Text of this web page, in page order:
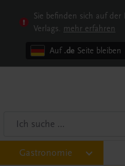
Sie befinden sich auf der
Verlags. mehr erfahren
Auf .de Seite bleiben
Gastronomie